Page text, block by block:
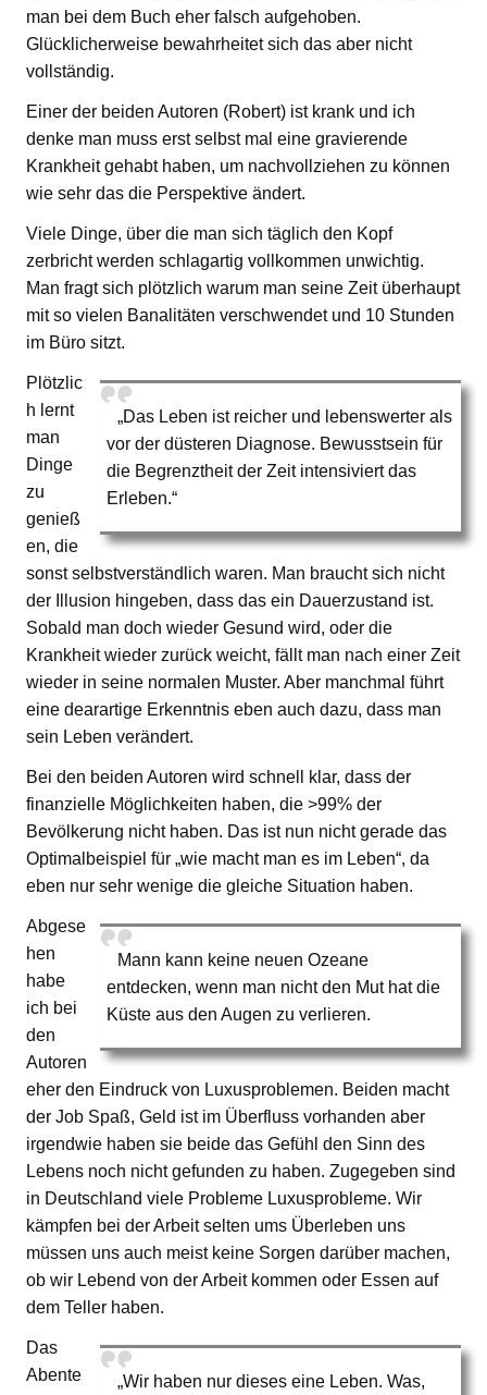
man bei dem Buch eher falsch aufgehoben.
Glücklicherweise bewahrheitet sich das aber nicht
vollständig.
Einer der beiden Autoren (Robert) ist krank und ich
denke man muss erst selbst mal eine gravierende
Krankheit gehabt haben, um nachvollziehen zu können
wie sehr das die Perspektive ändert.
Viele Dinge, über die man sich täglich den Kopf
zerbricht werden schlagartig vollkommen unwichtig.
Man fragt sich plötzlich warum man seine Zeit überhaupt
mit so vielen Banalitäten verschwendet und 10 Stunden
im Büro sitzt.
„Das Leben ist reicher und lebenswerter als
vor der düsteren Diagnose. Bewusstsein für
die Begrenztheit der Zeit intensiviert das
Erleben.“
Plötzlic
h lernt
man
Dinge
zu
genieß
en, die
sonst selbstverständlich waren. Man braucht sich nicht
der Illusion hingeben, dass das ein Dauerzustand ist.
Sobald man doch wieder Gesund wird, oder die
Krankheit wieder zurück weicht, fällt man nach einer Zeit
wieder in seine normalen Muster. Aber manchmal führt
eine dearartige Erkenntnis eben auch dazu, dass man
sein Leben verändert.
Bei den beiden Autoren wird schnell klar, dass der
finanzielle Möglichkeiten haben, die >99% der
Bevölkerung nicht haben. Das ist nun nicht gerade das
Optimalbeispiel für „wie macht man es im Leben“, da
eben nur sehr wenige die gleiche Situation haben.
Mann kann keine neuen Ozeane
entdecken, wenn man nicht den Mut hat die
Küste aus den Augen zu verlieren.
Abgese
hen
habe
ich bei
den
Autoren
eher den Eindruck von Luxusproblemen. Beiden macht
der Job Spaß, Geld ist im Überfluss vorhanden aber
irgendwie haben sie beide das Gefühl den Sinn des
Lebens noch nicht gefunden zu haben. Zugegeben sind
in Deutschland viele Probleme Luxusprobleme. Wir
kämpfen bei der Arbeit selten ums Überleben uns
müssen uns auch meist keine Sorgen darüber machen,
ob wir Lebend von der Arbeit kommen oder Essen auf
dem Teller haben.
„Wir haben nur dieses eine Leben. Was,
Das
Abente